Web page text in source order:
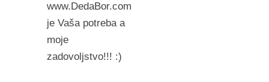
www.DedaBor.com
je Vaša potreba a
moje
zadovoljstvo!!! :)